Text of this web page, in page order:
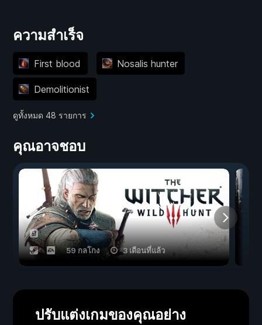
ความสำเร็จ
First blood Nosalis hunter
Demolitionist
ดูทั้งหมด 48 รายการ
คุณอาจชอบ
59 กลโกง 3 เดือนที่แล้ว
ปรับแต่งเกมของคุณอย่าง